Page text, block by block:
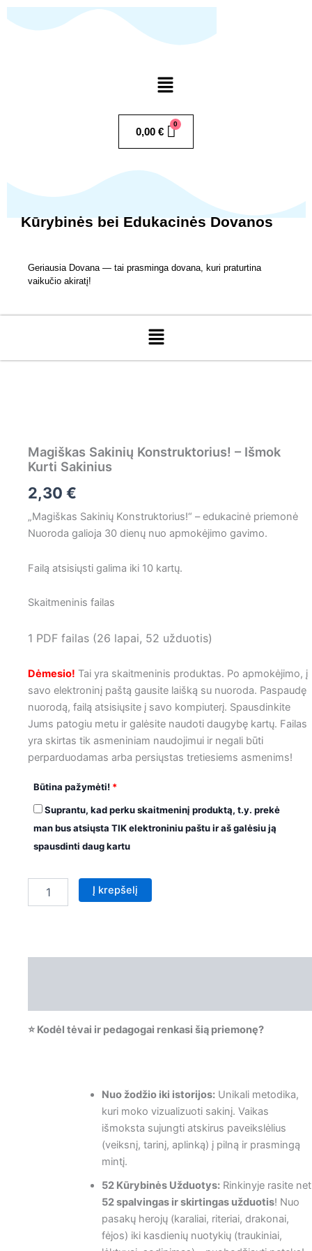
Pereiti
prie
Menu
0,00 €
Kūrybinės bei Edukacinės Dovanos
Geriausia Dovana — tai prasminga dovana, kuri praturtina
vaikučio akiratį!
Menu
Magiškas Sakinių Konstruktorius! – Išmok
Kurti Sakinius
2,30 €
„Magiškas Sakinių Konstruktorius!“ – edukacinė priemonė
Nuoroda galioja 30 dienų nuo apmokėjimo gavimo.
Failą atsisiųsti galima iki 10 kartų.
Skaitmeninis failas
1 PDF failas (26 lapai, 52 užduotis)
Dėmesio! Tai yra skaitmeninis produktas. Po apmokėjimo, į
savo elektroninį paštą gausite laišką su nuoroda. Paspaudę
nuorodą, failą atsisiųsite į savo kompiuterį. Spausdinkite
Jums patogiu metu ir galėsite naudoti daugybę kartų. Failas
yra skirtas tik asmeniniam naudojimui ir negali būti
perparduodamas arba persiųstas tretiesiems asmenims!
Būtina pažymėti! *
Suprantu, kad perku skaitmeninį produktą, t.y. prekė
man bus atsiųsta TIK elektroniniu paštu ir aš galėsiu ją
spausdinti daug kartu
–
Išmok
Sakinius
Į krepšelį
⭐️ Kodėl tėvai ir pedagogai renkasi šią priemonę?
Nuo žodžio iki istorijos:Unikali metodika,
kuri moko vizualizuoti sakinį. Vaikas
išmoksta sujungti atskirus paveikslėlius
(veiksnį, tarinį, aplinką) į pilną ir prasmingą
mintį.
52 Kūrybinės Užduotys:Rinkinyje rasite net
52 spalvingas ir skirtingas užduotis! Nuo
pasakų herojų (karaliai, riteriai, drakonai,
fėjos) iki kasdienių nuotykių (traukiniai,